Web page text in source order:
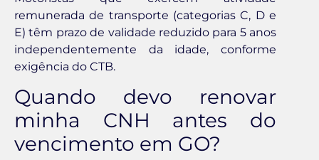
remunerada de transporte (categorias C, D e
E) têm prazo de validade reduzido para 5 anos
independentemente da idade, conforme
exigência do CTB.
Quando devo renovar
minha CNH antes do
vencimento em GO?